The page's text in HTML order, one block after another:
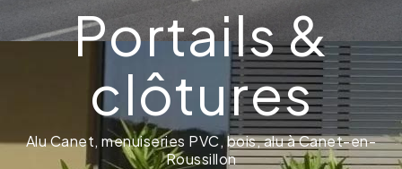
Portails &
clôtures
Alu Canet, menuiseries PVC, bois, alu à Canet-en-
Roussillon